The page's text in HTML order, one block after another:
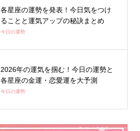
各星座の運勢を発表！今日気をつけ
ることと運気アップの秘訣まとめ
今日の運勢
2026年の運気を掴む！今日の運勢と
各星座の金運・恋愛運を大予測
今日の運勢